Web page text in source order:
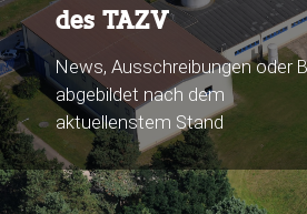
des TAZV
News, Ausschreibungen oder
abgebildet nach dem
aktuellenstem Stand